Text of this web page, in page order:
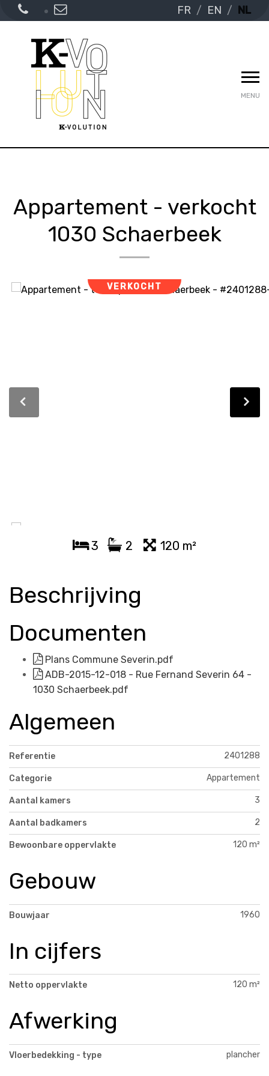
FR EN NL
MENU
Appartement - verkocht
1030 Schaerbeek
VERKOCHT
3 2 120 m²
Beschrijving
Documenten
Plans Commune Severin.pdf
ADB-2015-12-018 - Rue Fernand Severin 64 -
1030 Schaerbeek.pdf
Algemeen
Referentie 2401288
Categorie Appartement
Aantal kamers 3
Aantal badkamers 2
Bewoonbare oppervlakte 120 m²
Gebouw
Bouwjaar 1960
In cijfers
Netto oppervlakte 120 m²
Afwerking
Vloerbedekking - type plancher